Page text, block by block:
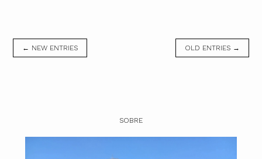
← NEW ENTRIES OLD ENTRIES →
SOBRE